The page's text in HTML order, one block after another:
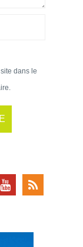
dans le